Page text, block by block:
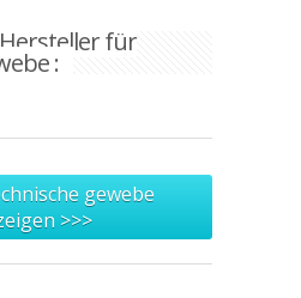
für
:
gewebe
>>>